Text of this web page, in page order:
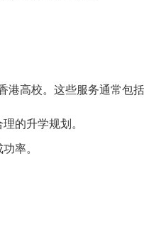
港高校。这些服务通常包
的升学规划。
率。